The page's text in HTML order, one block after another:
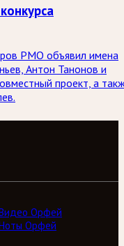
РМО объявил имена
Антон Танонов и
проект, а
Орфей
Орфей